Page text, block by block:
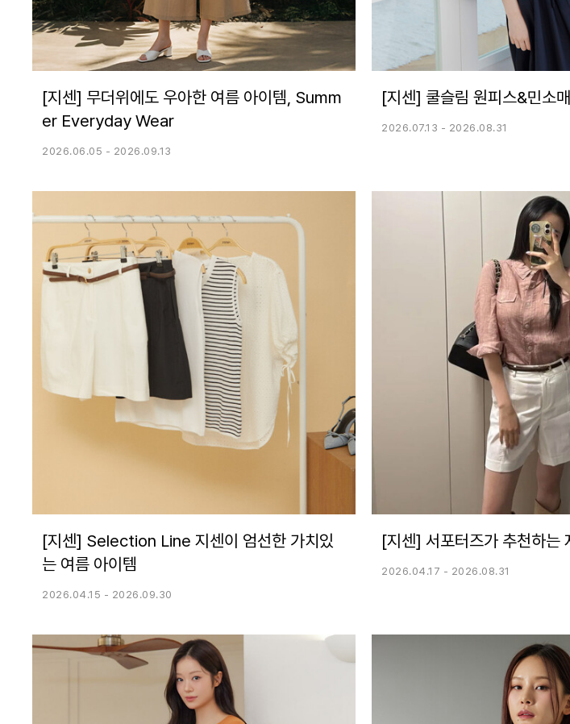
[지센] 무더위에도 우아한 여름 아이템, Summ
er Everyday Wear
2026.06.05 - 2026.09.13
[지센] 쿨슬림 원피스&민소
2026.07.13 - 2026.08.31
[지센] Selection Line 지센이 엄선한 가치있
는 여름 아이템
2026.04.15 - 2026.09.30
[지센] 서포터즈가 추천하는
2026.04.17 - 2026.08.31